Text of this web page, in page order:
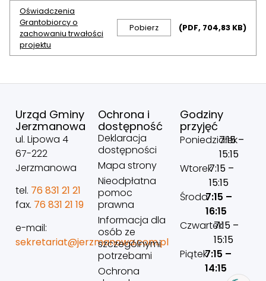
Oświadczenia
Grantobiorcy o
zachowaniu trwałości
projektu
Pobierz (PDF, 704,83 KB)
Urząd Gminy
Jerzmanowa
ul. Lipowa 4
67-222
Jerzmanowa
tel. 76 831 21 21
fax. 76 831 21 19
e-mail:
sekretariat@jerzmanowa.com.pl
Ochrona i
dostępność
Deklaracja
dostępności
Mapa strony
Nieodpłatna
pomoc
prawna
Informacja dla
osób ze
szczególnymi
potrzebami
Ochrona
Godziny
przyjęć
Poniedziałek
7:15 –
15:15
Wtorek7:15 –
15:15
Środa7:15 –
16:15
Czwartek7:15 –
15:15
Piątek7:15 –
14:15